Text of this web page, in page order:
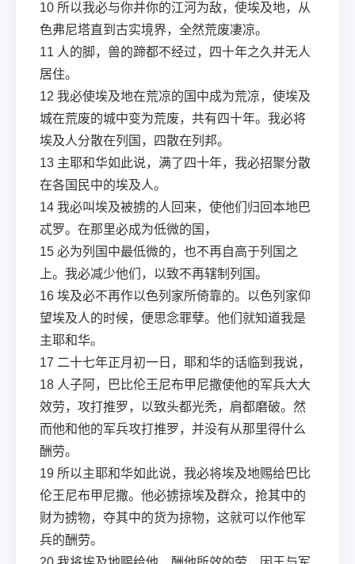
10 所以我必与你并你的江河为敌，使埃及地，从
色弗尼塔直到古实境界，全然荒废凄凉。
11 人的脚，兽的蹄都不经过，四十年之久并无人
居住。
12 我必使埃及地在荒凉的国中成为荒凉，使埃及
城在荒废的城中变为荒废，共有四十年。我必将
埃及人分散在列国，四散在列邦。
13 主耶和华如此说，满了四十年，我必招聚分散
在各国民中的埃及人。
14 我必叫埃及被掳的人回来，使他们归回本地巴
忒罗。在那里必成为低微的国，
15 必为列国中最低微的，也不再自高于列国之
上。我必减少他们，以致不再辖制列国。
16 埃及必不再作以色列家所倚靠的。以色列家仰
望埃及人的时候，便思念罪孽。他们就知道我是
主耶和华。
17 二十七年正月初一日，耶和华的话临到我说，
18 人子阿，巴比伦王尼布甲尼撒使他的军兵大大
效劳，攻打推罗，以致头都光秃，肩都磨破。然
而他和他的军兵攻打推罗，并没有从那里得什么
酬劳。
19 所以主耶和华如此说，我必将埃及地赐给巴比
伦王尼布甲尼撒。他必掳掠埃及群众，抢其中的
财为掳物，夺其中的货为掠物，这就可以作他军
兵的酬劳。